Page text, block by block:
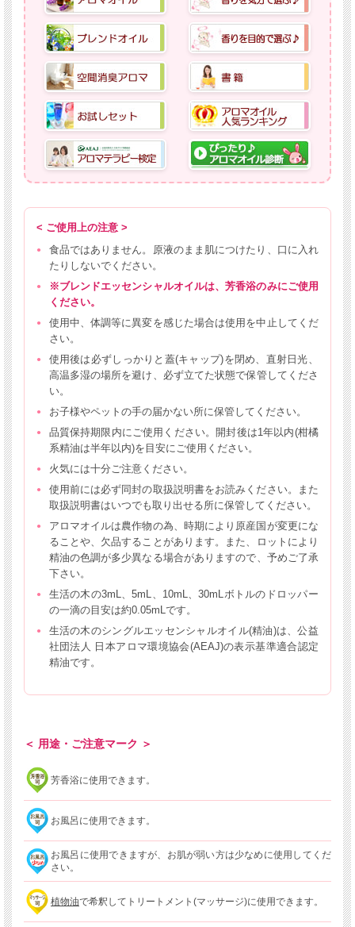
< ご使用上の注意 >
食品ではありません。原液のまま肌につけたり、口に入れ
たりしないでください。
※ブレンドエッセンシャルオイルは、芳香浴のみにご使用
ください。
使用中、体調等に異変を感じた場合は使用を中止してくだ
さい。
使用後は必ずしっかりと蓋(キャップ)を閉め、直射日光、
高温多湿の場所を避け、必ず立てた状態で保管してくださ
い。
お子様やペットの手の届かない所に保管してください。
品質保持期限内にご使用ください。開封後は1年以内(柑橘
系精油は半年以内)を目安にご使用ください。
火気には十分ご注意ください。
使用前には必ず同封の取扱説明書をお読みください。また
取扱説明書はいつでも取り出せる所に保管してください。
アロマオイルは農作物の為、時期により原産国が変更にな
ることや、欠品することがあります。また、ロットにより
精油の色調が多少異なる場合がありますので、予めご了承
下さい。
生活の木の3mL、5mL、10mL、30mLボトルのドロッパー
の一滴の目安は約0.05mLです。
生活の木のシングルエッセンシャルオイル(精油)は、公益
社団法人 日本アロマ環境協会(AEAJ)の表示基準適合認定
精油です。
＜ 用途・ご注意マーク ＞
芳香浴に使用できます。
お風呂に使用できます。
お風呂に使用できますが、お肌が弱い方は少なめに使用してくだ
さい。
植物油で希釈してトリートメント(マッサージ)に使用できます。